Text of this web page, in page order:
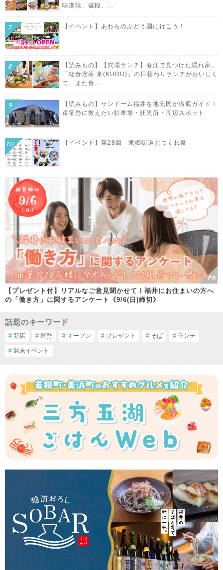
味期限、値段、...
【イベント】あわらのぶどう園に行こう！
【読みもの】【穴場ランチ】春江で見つけた隠れ家。
「軽食喫茶 來(KURU)」の日替わりランチがおいしく
て、また食...
【読みもの】サンドーム福井を地元民が徹底ガイド！
遠征勢に教えたい駐車場・託児所・周辺スポット
【イベント】第28回 東郷街道おつくね祭
【プレゼント付】リアルなご意見聞かせて！福井にお住まいの方へ
の「働き方」に関するアンケート《9/6(日)締切》
話題のキーワード
# 新店 # 運勢 # オープン # プレゼント # そば # ランチ
# 週末イベント